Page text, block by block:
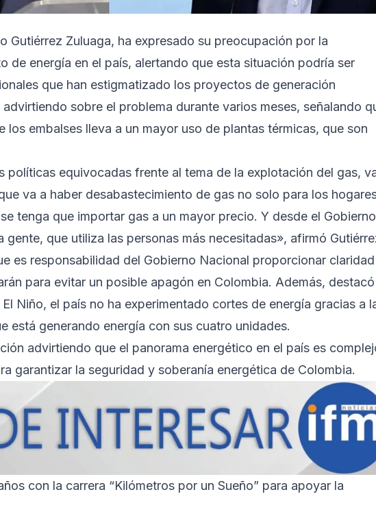
Gutiérrez Zuluaga, ha expresado su preocupación por la
de energía en el país, alertando que esta situación podría ser
que han estigmatizado los proyectos de generación
sobre el problema durante varios meses, señalando
los embalses lleva a un mayor uso de plantas térmicas, que son
políticas equivocadas frente al tema de la explotación del gas,
va a haber desabastecimiento de gas no solo para los
tenga que importar gas a un mayor precio. Y desde el
gente, que utiliza las personas más necesitadas», afirmó
es responsabilidad del Gobierno Nacional proporcionar claridad
para evitar un posible apagón en Colombia. Además, destacó
Niño, el país no ha experimentado cortes de energía gracias a
está generando energía con sus cuatro unidades.
advirtiendo que el panorama energético en el país es
garantizar la seguridad y soberanía energética de Colombia.
con la carrera “Kilómetros por un Sueño” para apoyar la